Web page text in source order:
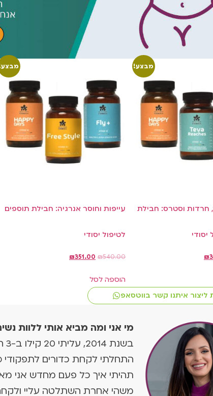
מבצע!
חרדות וסטרס: חבילת
יסודי
₪
עייפות וחוסר אנרגיה: חבילת תוספים
לטיפול יסודי
₪540.00
₪351.00
הוספה לסל
ליצור איתנו קשר בווטסאפ
מי אני ומה מביא אותי ללוות
התחלתי לקחת כדורים לתפקודי
תהיתי איך כל פעם מחדש אני
משהי אחרת השתלטה עליי